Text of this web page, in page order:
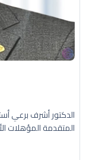
الدكتور أشرف برعي
المتقدمة المؤهلات